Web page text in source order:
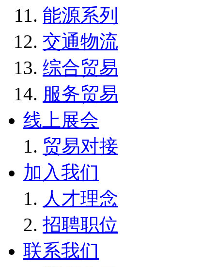
能源系列
交通物流
综合贸易
服务贸易
线上展会
贸易对接
加入我们
人才理念
招聘职位
联系我们